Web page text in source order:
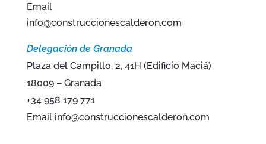
Email
info@construccionescalderon.com
Delegación de Granada
Plaza del Campillo, 2, 41H (Edificio Maciá)
18009 – Granada
+34 958 179 771
Email info@construccionescalderon.com